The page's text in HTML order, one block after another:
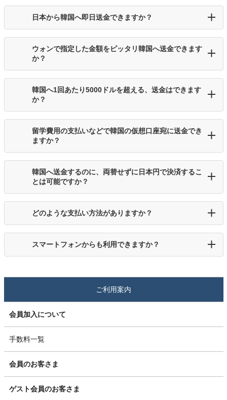
日本から韓国へ即日送金できますか？
ウォンで指定した金額をピッタリ韓国へ送金できます
か？
韓国へ1回あたり5000ドルを超える、送金はできます
か？
留学費用の支払いなどで韓国の仮想口座宛に送金でき
ますか？
韓国へ送金するのに、両替せずに日本円で決済するこ
とは可能ですか？
どのような支払い方法がありますか？
スマートフォンからも利用できますか？
ご利用案内
会員加入について
手数料一覧
会員のお客さま
ゲスト会員のお客さま